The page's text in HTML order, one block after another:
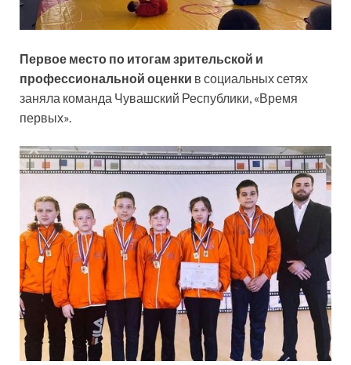
Первое место по итогам зрительской и
профессиональной оценки в социальных сетях
заняла команда Чувашский Республики, «Время
первых».